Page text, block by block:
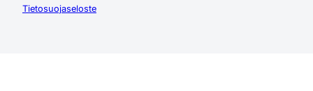
Tietosuojaseloste